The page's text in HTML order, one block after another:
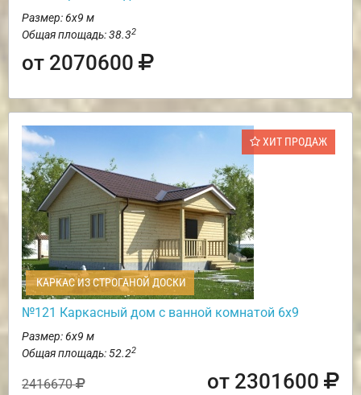
Размер: 6х9 м
Общая площадь: 38.32
от 2070600
ХИТ ПРОДАЖ
КАРКАС ИЗ СТРОГАНОЙ ДОСКИ
№121 Каркасный дом с ванной комнатой 6х9
Размер: 6х9 м
Общая площадь: 52.22
2416670 от 2301600